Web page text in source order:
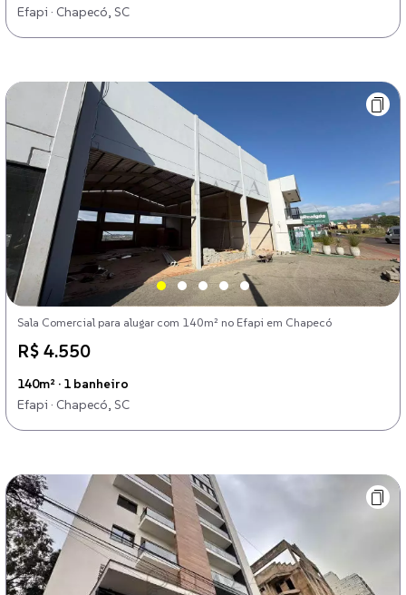
Efapi · Chapecó, SC
Sala Comercial para alugar com 140m² no Efapi em Chapecó
R$ 4.550
140m² · 1 banheiro
Efapi · Chapecó, SC